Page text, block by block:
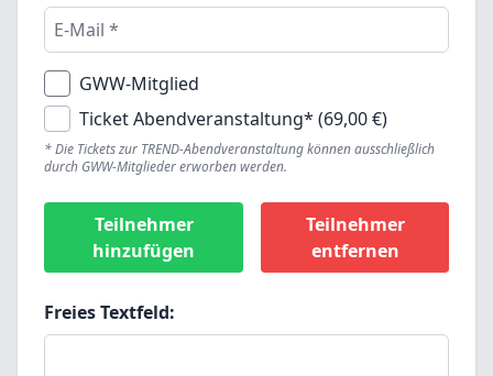
GWW-Mitglied
Ticket Abendveranstaltung* (69,00 €)
* Die Tickets zur TREND-Abendveranstaltung können ausschließlich
durch GWW-Mitglieder erworben werden.
Teilnehmer
hinzufügen
Teilnehmer
entfernen
Freies Textfeld: